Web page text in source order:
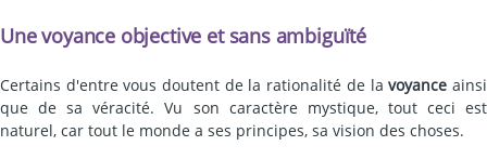
Une voyance objective et sans ambiguïté
Certains d'entre vous doutent de la rationalité de lavoyance ainsi
que de sa véracité. Vu son caractère mystique, tout ceci est
naturel, car tout le monde a ses principes, sa vision des choses.